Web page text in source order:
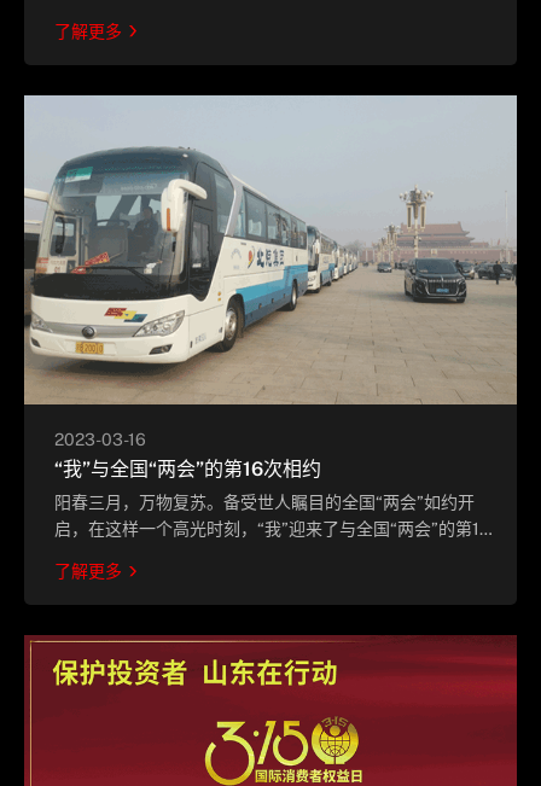
轮胎产品。
了解更多
2023-03-16
“我”与全国“两会”的第16次相约
阳春三月，万物复苏。备受世人瞩目的全国“两会”如约开
启，在这样一个高光时刻，“我”迎来了与全国“两会”的第16
了解更多